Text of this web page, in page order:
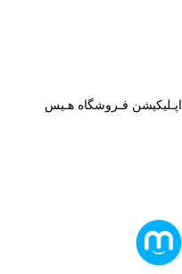
اپـلیکیشن فـروشگاه هـیس